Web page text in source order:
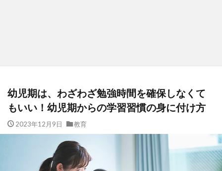
幼児期は、わざわざ勉強時間を確保しなくて
もいい！幼児期からの学習習慣の身に付け方
2023年12月9日 教育